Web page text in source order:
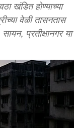
खंडित होण्याच्या
वेळी तासनतास
प्रतीक्षानगर या